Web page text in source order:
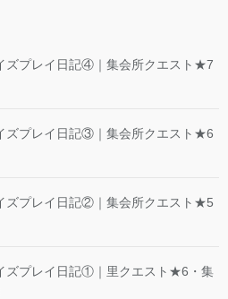
ズプレイ日記④｜集会所クエスト★7
ズプレイ日記③｜集会所クエスト★6
ズプレイ日記②｜集会所クエスト★5
ズプレイ日記①｜里クエスト★6・集